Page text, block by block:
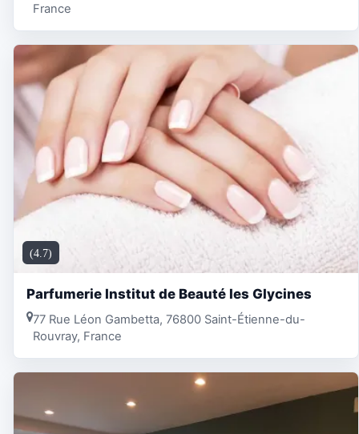
France
(4.7)
Parfumerie Institut de Beauté les Glycines
77 Rue Léon Gambetta, 76800 Saint-Étienne-du-
Rouvray, France